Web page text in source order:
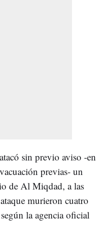
sin previo aviso -en
previas- un
de Al Miqdad, a las
murieron cuatro
la agencia oficial